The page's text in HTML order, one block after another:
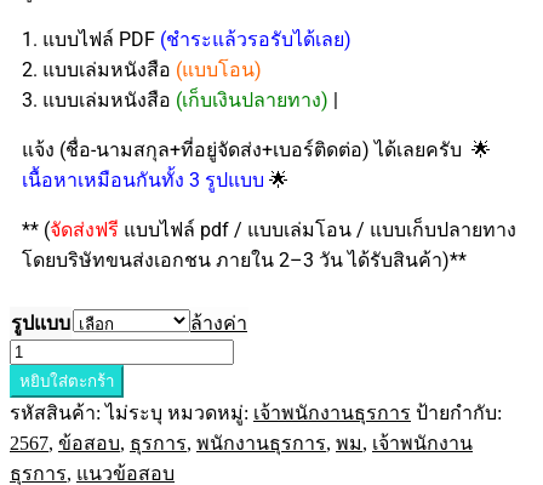
1. แบบไฟล์ PDF (ชำระแล้วรอรับได้เลย)
2. แบบเล่มหนังสือ (แบบโอน)
3. แบบเล่มหนังสือ (เก็บเงินปลายทาง) |
แจ้ง (ชื่อ-นามสกุล+ที่อยู่จัดส่ง+เบอร์ติดต่อ) ได้เลยครับ 🌟
เนื้อหาเหมือนกันทั้ง 3 รูปแบบ 🌟
** (จัดส่งฟรี แบบไฟล์ pdf / แบบเล่มโอน / แบบเก็บปลายทาง
โดยบริษัทขนส่งเอกชน ภายใน 2–3 วัน ได้รับสินค้า)**
รูปแบบ ล้างค่า
หยิบใส่ตะกร้า
รหัสสินค้า:ไม่ระบุ หมวดหมู่: เจ้าพนักงานธุรการ ป้ายกำกับ:
2567, ข้อสอบ, ธุรการ, พนักงานธุรการ, พม, เจ้าพนักงาน
ธุรการ, แนวข้อสอบ